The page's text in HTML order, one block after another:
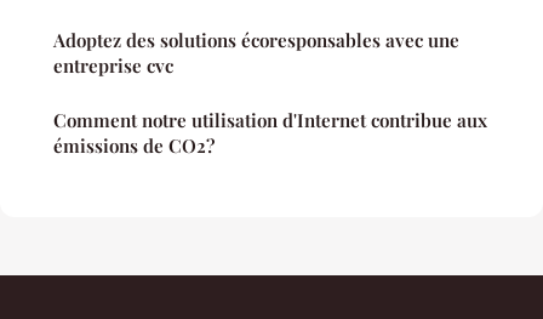
Adoptez des solutions écoresponsables avec une
entreprise cvc
Comment notre utilisation d'Internet contribue aux
émissions de CO2?